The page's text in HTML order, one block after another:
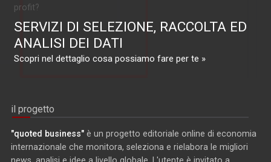
profit?
SERVIZI DI SELEZIONE, RACCOLTA ED
ANALISI DEI DATI
Scopri nel dettaglio cosa possiamo fare per te »
il progetto
"quoted business" è un progetto editoriale online di economia
internazionale che monitora, seleziona e rielabora le migliori
news, analisi e idee a livello globale. L'utente è invitato a